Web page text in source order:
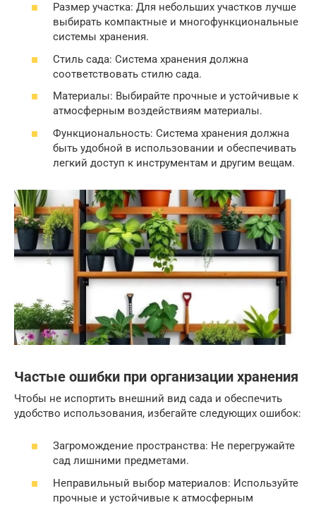
Размер участка: Для небольших участков лучше
выбирать компактные и многофункциональные
системы хранения.
Стиль сада: Система хранения должна
соответствовать стилю сада.
Материалы: Выбирайте прочные и устойчивые к
атмосферным воздействиям материалы.
Функциональность: Система хранения должна
быть удобной в использовании и обеспечивать
легкий доступ к инструментам и другим вещам.
Частые ошибки при организации хранения
Чтобы не испортить внешний вид сада и обеспечить
удобство использования, избегайте следующих ошибок:
Загромождение пространства: Не перегружайте
сад лишними предметами.
Неправильный выбор материалов: Используйте
прочные и устойчивые к атмосферным